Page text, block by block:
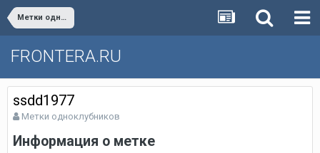
Метки одноклубников
FRONTERA.RU
ssdd1977
Метки одноклубников
Информация о метке